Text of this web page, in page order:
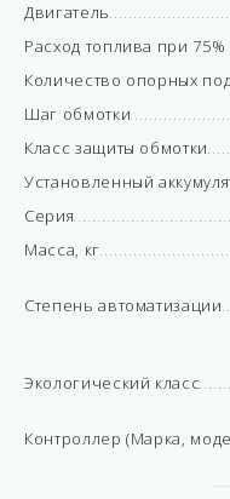
Двигатель
Расход топлива при
Количество опорных
Шаг обмотки
Класс защиты обмотки
Установленный
Серия
Масса, кг
Степень автоматизации
Экологический класс
Контроллер (Марка,